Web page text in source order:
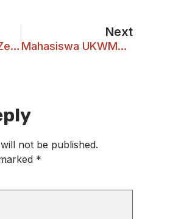
Mahasiswa New Zealand Belajar Racik Jamu
Next
Mahasiswa UKWMS Berbincang dengan Elon Musk
not be published.
*